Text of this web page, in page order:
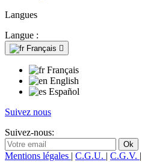
Langues
Langue :
Français 
Français
English
Español
Suivez nous
Suivez-nous:
Mentions légales | C.G.U. | C.G.V. |